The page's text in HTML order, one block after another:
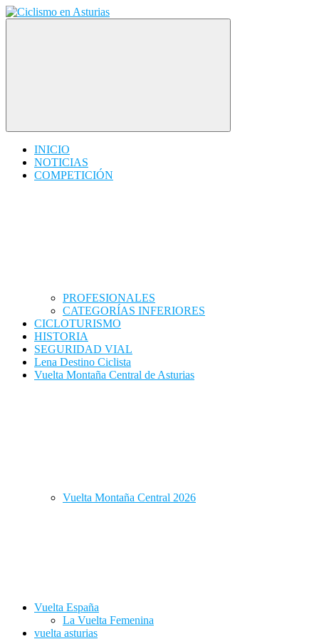
Saltar
contenido
INICIO
NOTICIAS
COMPETICIÓN
PROFESIONALES
CATEGORÍAS INFERIORES
CICLOTURISMO
HISTORIA
SEGURIDAD VIAL
Lena Destino Ciclista
Vuelta Montaña Central de Asturias
Vuelta Montaña Central 2026
Vuelta España
La Vuelta Femenina
vuelta asturias